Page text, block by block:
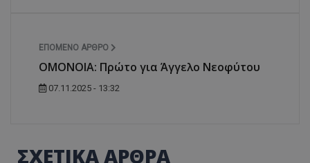
ΕΠΌΜΕΝΟ ΆΡΘΡΟ
ΟΜΟΝΟΙΑ: Πρώτο για Άγγελο Νεοφύτου
07.11.2025 - 13:32
ΣΧΕΤΙΚΑ ΑΡΘΡΑ